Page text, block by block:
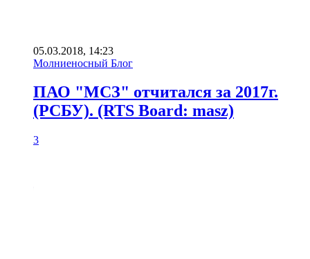
05.03.2018, 14:23
Молниеносный Блог
ПАО "МСЗ" отчитался за 2017г.
(РСБУ). (RTS Board: masz)
3